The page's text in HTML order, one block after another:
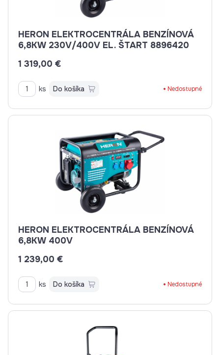
HERON ELEKTROCENTRÁLA BENZÍNOVÁ
6,8KW 230V/400V EL. ŠTART 8896420
1 319,00 €
ks Do košíka Nedostupné
HERON ELEKTROCENTRÁLA BENZÍNOVÁ
6,8KW 400V
1 239,00 €
ks Do košíka Nedostupné